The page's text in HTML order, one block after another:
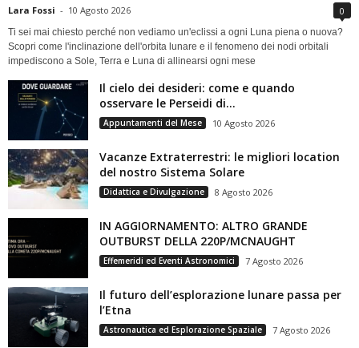
Lara Fossi - 10 Agosto 2026 0
Ti sei mai chiesto perché non vediamo un'eclissi a ogni Luna piena o nuova?
Scopri come l'inclinazione dell'orbita lunare e il fenomeno dei nodi orbitali
impediscono a Sole, Terra e Luna di allinearsi ogni mese
Il cielo dei desideri: come e quando
osservare le Perseidi di...
Appuntamenti del Mese 10 Agosto 2026
Vacanze Extraterrestri: le migliori location
del nostro Sistema Solare
Didattica e Divulgazione 8 Agosto 2026
IN AGGIORNAMENTO: ALTRO GRANDE
OUTBURST DELLA 220P/MCNAUGHT
Effemeridi ed Eventi Astronomici 7 Agosto 2026
Il futuro dell’esplorazione lunare passa per
l’Etna
Astronautica ed Esplorazione Spaziale 7 Agosto 2026